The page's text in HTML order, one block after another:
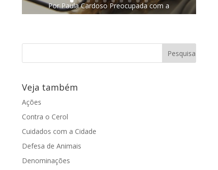
Por Paula Cardoso Preocupada com a
situação financeira que a creche do
Veja também
Ações
Contra o Cerol
Cuidados com a Cidade
Defesa de Animais
Denominações